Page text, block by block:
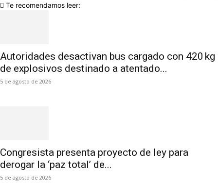
Te recomendamos leer:
Autoridades desactivan bus cargado con 420 kg
de explosivos destinado a atentado...
5 de agosto de 2026
Congresista presenta proyecto de ley para
derogar la ‘paz total’ de...
5 de agosto de 2026